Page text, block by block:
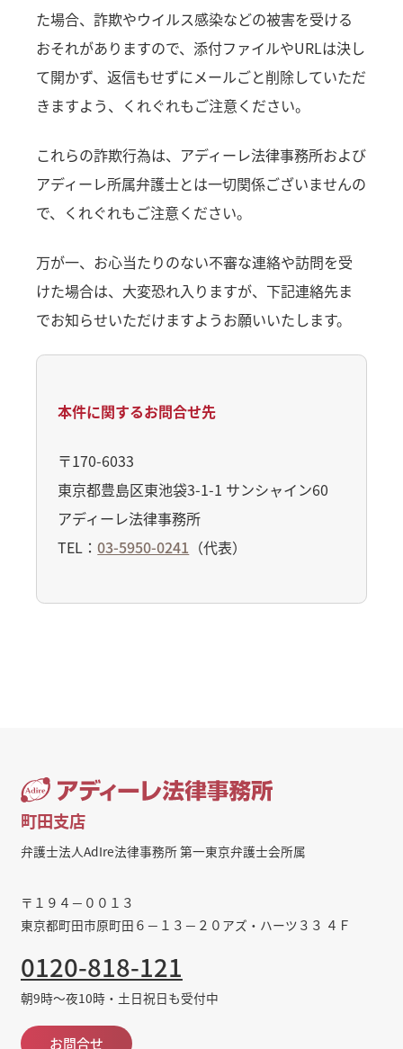
た場合、詐欺やウイルス感染などの被害を受ける
おそれがありますので、添付ファイルやURLは決し
て開かず、返信もせずにメールごと削除していただ
きますよう、くれぐれもご注意ください。
これらの詐欺行為は、アディーレ法律事務所および
アディーレ所属弁護士とは一切関係ございませんの
で、くれぐれもご注意ください。
万が一、お心当たりのない不審な連絡や訪問を受
けた場合は、大変恐れ入りますが、下記連絡先ま
でお知らせいただけますようお願いいたします。
本件に関するお問合せ先
〒170-6033
東京都豊島区東池袋3-1-1 サンシャイン60
アディーレ法律事務所
TEL：03-5950-0241 （代表）
町田支店
弁護士法人AdIre法律事務所 第一東京弁護士会所属
〒１９４－００１３
東京都町田市原町田６－１３－２０アズ・ハーツ３３ ４Ｆ
0120-818-121
朝9時～夜10時・土日祝日も受付中
お問合せ